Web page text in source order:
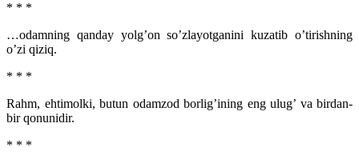
* * *
…odamning qanday yolg’on so’zlayotganini kuzatib o’tirishning
o’zi qiziq.
* * *
Rahm, ehtimolki, butun odamzod borlig’ining eng ulug’ va birdan-
bir qonunidir.
* * *